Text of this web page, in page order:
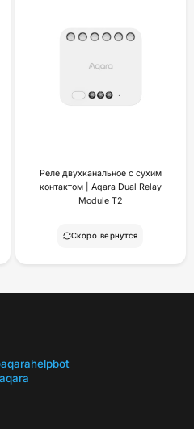
Реле двухканальное с сухим
контактом | Aqara Dual Relay
Module T2
Скоро вернутся